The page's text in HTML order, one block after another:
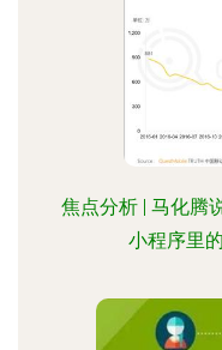
焦点分析 | 马化腾
小程序里